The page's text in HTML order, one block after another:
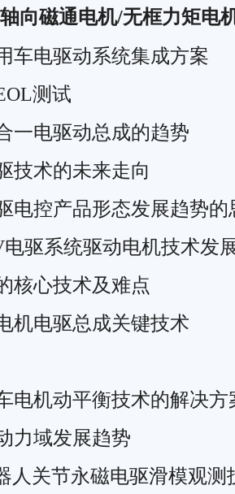
向磁通电机/无框力矩电
车电驱动系统集成方案
测试
一电驱动总成的趋势
技术的未来走向
电控产品形态发展趋势的
电驱系统驱动电机技术发
核心技术及难点
机电驱总成关键技术
电机动平衡技术的解决方
力域发展趋势
人关节永磁电驱滑模观测